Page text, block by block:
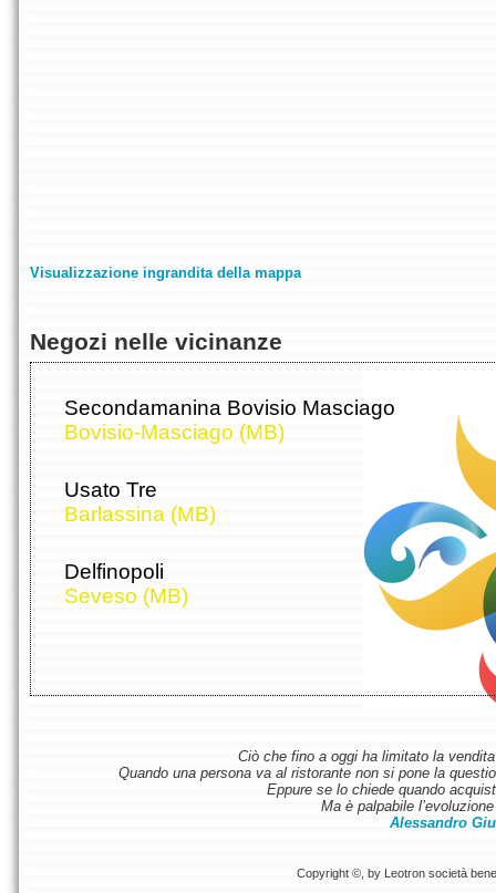
Visualizzazione ingrandita della mappa
Negozi nelle vicinanze
Secondamanina Bovisio Masciago
Bovisio-Masciago (MB)
Usato Tre
Barlassina (MB)
Delfinopoli
Seveso (MB)
Ciò che fino a oggi ha limitato la
Quando una persona va al ristorante non si pone la
Eppure se lo chiede quando
Ma è palpabile
Alessandro
Copyright ©, by Leotron società